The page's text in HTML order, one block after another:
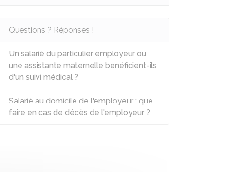
Questions ? Réponses !
Un salarié du particulier employeur ou
une assistante maternelle bénéficient-ils
d'un suivi médical ?
Salarié au domicile de l'employeur : que
faire en cas de décès de l'employeur ?